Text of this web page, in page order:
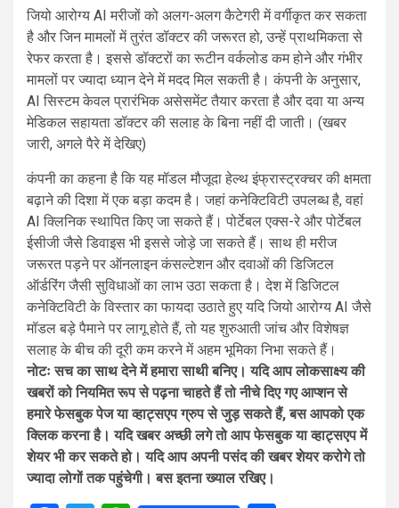
जियो आरोग्य AI मरीजों को अलग-अलग कैटेगरी में वर्गीकृत कर सकता
है और जिन मामलों में तुरंत डॉक्टर की जरूरत हो, उन्हें प्राथमिकता से
रेफर करता है। इससे डॉक्टरों का रूटीन वर्कलोड कम होने और गंभीर
मामलों पर ज्यादा ध्यान देने में मदद मिल सकती है। कंपनी के अनुसार,
AI सिस्टम केवल प्रारंभिक असेसमेंट तैयार करता है और दवा या अन्य
मेडिकल सहायता डॉक्टर की सलाह के बिना नहीं दी जाती। (खबर
जारी, अगले पैरे में देखिए)
कंपनी का कहना है कि यह मॉडल मौजूदा हेल्थ इंफ्रास्ट्रक्चर की क्षमता
बढ़ाने की दिशा में एक बड़ा कदम है। जहां कनेक्टिविटी उपलब्ध है, वहां
AI क्लिनिक स्थापित किए जा सकते हैं। पोर्टेबल एक्स-रे और पोर्टेबल
ईसीजी जैसे डिवाइस भी इससे जोड़े जा सकते हैं। साथ ही मरीज
जरूरत पड़ने पर ऑनलाइन कंसल्टेशन और दवाओं की डिजिटल
ऑर्डरिंग जैसी सुविधाओं का लाभ उठा सकता है। देश में डिजिटल
कनेक्टिविटी के विस्तार का फायदा उठाते हुए यदि जियो आरोग्य AI जैसे
मॉडल बड़े पैमाने पर लागू होते हैं, तो यह शुरुआती जांच और विशेषज्ञ
सलाह के बीच की दूरी कम करने में अहम भूमिका निभा सकते हैं।
नोटः सच का साथ देने में हमारा साथी बनिए। यदि आप लोकसाक्ष्य की
खबरों को नियमित रूप से पढ़ना चाहते हैं तो नीचे दिए गए आप्शन से
हमारे फेसबुक पेज या व्हाट्सएप ग्रुप से जुड़ सकते हैं, बस आपको एक
क्लिक करना है। यदि खबर अच्छी लगे तो आप फेसबुक या व्हाट्सएप में
शेयर भी कर सकते हो। यदि आप अपनी पसंद की खबर शेयर करोगे तो
ज्यादा लोगों तक पहुंचेगी। बस इतना ख्याल रखिए।